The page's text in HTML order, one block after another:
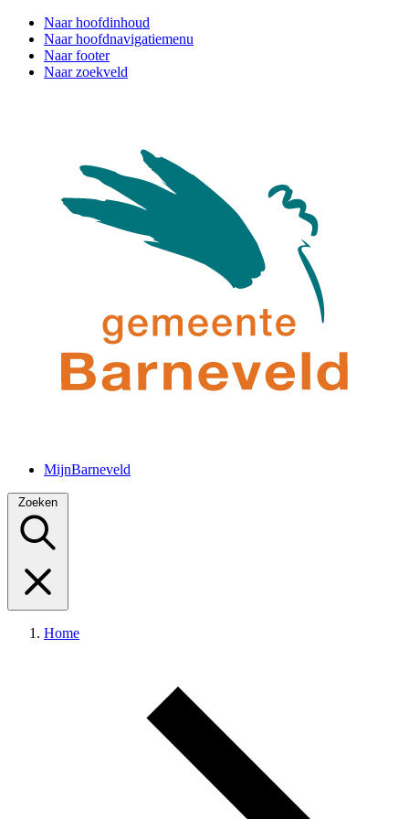
Naar hoofdinhoud
Naar hoofdnavigatiemenu
Naar footer
Naar zoekveld
MijnBarneveld
Zoeken
Home